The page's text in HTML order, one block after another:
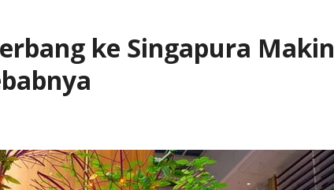
ke Singapura Makin